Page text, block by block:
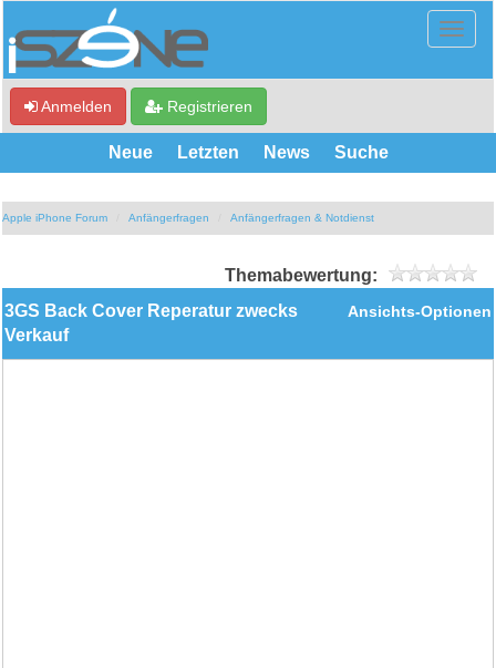
Anmelden Registrieren
Neue Letzten News Suche
Apple iPhone Forum Anfängerfragen Anfängerfragen & Notdienst
Themabewertung:
Ansichts-Optionen
3GS Back Cover Reperatur zwecks
Verkauf